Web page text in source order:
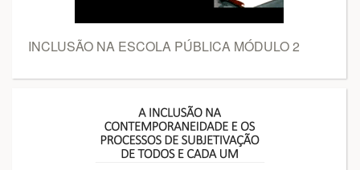
INCLUSÃO NA ESCOLA PÚBLICA MÓDULO 2